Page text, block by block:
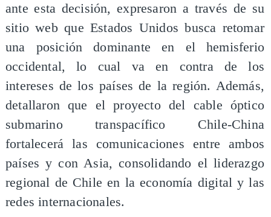
ante esta decisión, expresaron a través de su
sitio web que Estados Unidos busca retomar
una posición dominante en el hemisferio
occidental, lo cual va en contra de los
intereses de los países de la región. Además,
detallaron que el proyecto del cable óptico
submarino transpacífico Chile-China
fortalecerá las comunicaciones entre ambos
países y con Asia, consolidando el liderazgo
regional de Chile en la economía digital y las
redes internacionales.